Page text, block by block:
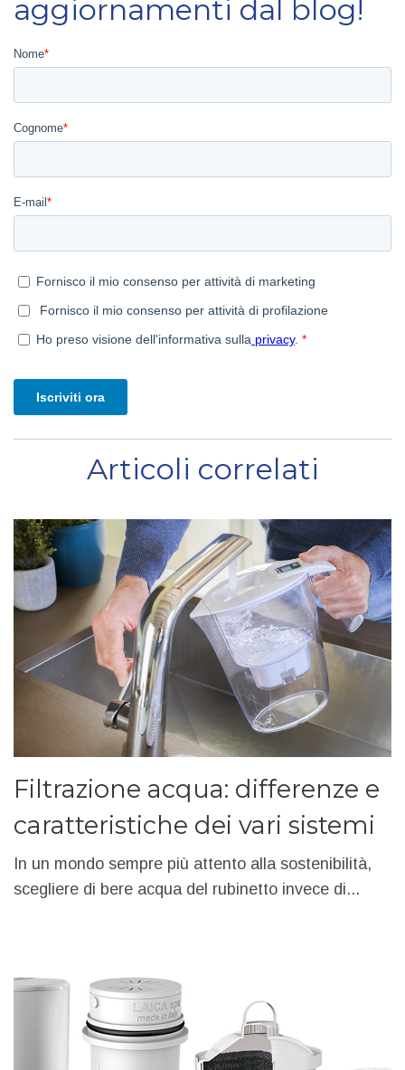
aggiornamenti dal blog!
Articoli correlati
Filtrazione acqua: differenze e
caratteristiche dei vari sistemi
In un mondo sempre più attento alla sostenibilità,
scegliere di bere acqua del rubinetto invece di...